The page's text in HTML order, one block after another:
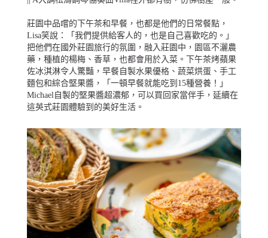
莊園中品嚐的下午茶和早餐，也都是他們的日常餐點，
Lisa笑說：「我們提供給客人的，也是自己喜歡吃的。」
把他們在國外莊園旅行的氛圍，融入莊園中，園區不灑農
藥，種植的楊梅、香草，也都會用於入菜。下午茶烤蘋果
佐冰淇淋令人驚豔，早餐自製水果優格、蔬菜烘蛋、手工
麵包和綜合堅果醬，「一頓早餐就能吃到15種營養！」
Michael自製的堅果醬超濃郁，可以買回家當伴手，延續在
這英式莊園體驗到的美好生活。